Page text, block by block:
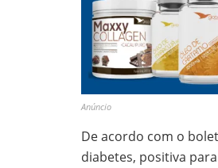
Anúncio
De acordo com o
diabetes, positiva